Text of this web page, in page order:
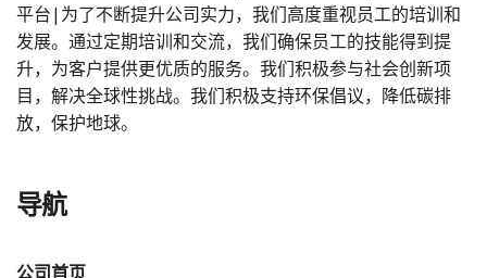
平台|为了不断提升公司实力，我们高度重视员工的培训和
发展。通过定期培训和交流，我们确保员工的技能得到提
升，为客户提供更优质的服务。我们积极参与社会创新项
目，解决全球性挑战。我们积极支持环保倡议，降低碳排
放，保护地球。
导航